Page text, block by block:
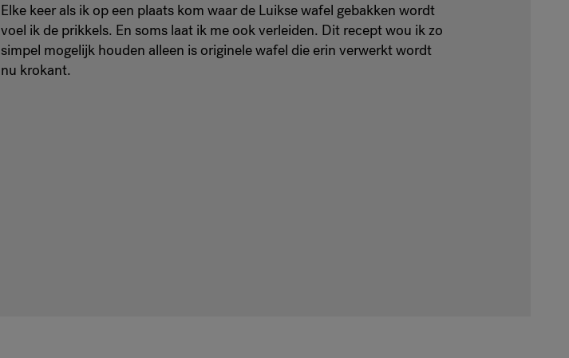
Elke keer als ik op een plaats kom waar de Luikse wafel gebakken wordt
voel ik de prikkels. En soms laat ik me ook verleiden. Dit recept wou ik zo
simpel mogelijk houden alleen is originele wafel die erin verwerkt wordt
nu krokant.